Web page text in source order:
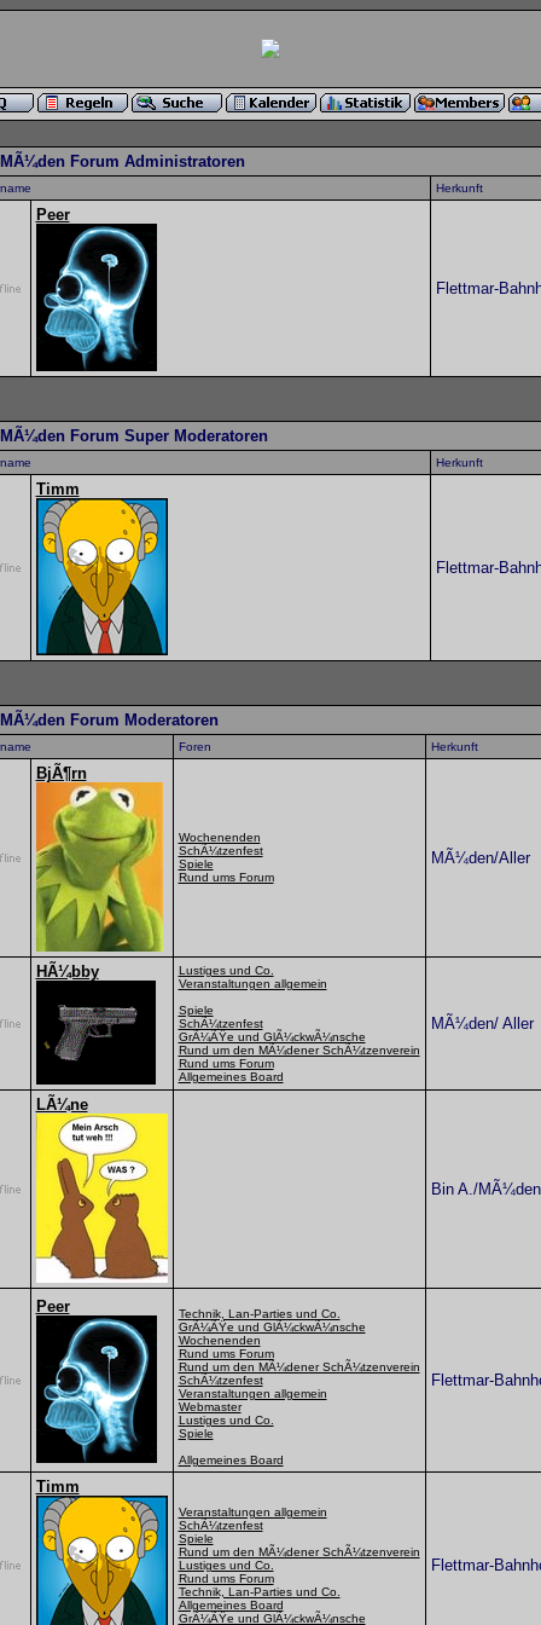
Forum Administratoren
Herkunft
Peer
Flettmar-
Forum Super Moderatoren
Herkunft
Timm
Flettmar-
Forum Moderatoren
Foren Herkunft
BjÃ¶rn
Wochenenden
SchÃ¼tzenfest
Spiele
Rund ums Forum
MÃ¼den/Aller
HÃ¼bby
Lustiges und Co.
Veranstaltungen allgemein
Spiele
SchÃ¼tzenfest
GrÃ¼ÃŸe und GlÃ¼ckwÃ¼nsche
Rund um den MÃ¼dener SchÃ¼tzenverein
Rund ums Forum
Allgemeines Board
MÃ¼den/ Aller
LÃ¼ne
Bin A./
Peer
Technik, Lan-Parties und Co.
GrÃ¼ÃŸe und GlÃ¼ckwÃ¼nsche
Wochenenden
Rund ums Forum
Rund um den MÃ¼dener SchÃ¼tzenverein
SchÃ¼tzenfest
Veranstaltungen allgemein
Webmaster
Lustiges und Co.
Spiele
Allgemeines Board
Flettmar-
Timm
Veranstaltungen allgemein
SchÃ¼tzenfest
Spiele
Rund um den MÃ¼dener SchÃ¼tzenverein
Lustiges und Co.
Rund ums Forum
Technik, Lan-Parties und Co.
Allgemeines Board
GrÃ¼ÃŸe und GlÃ¼ckwÃ¼nsche
Flettmar-